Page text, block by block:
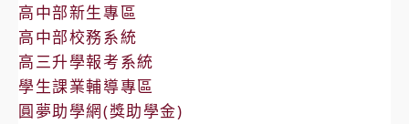
高中部新生專區
高中部校務系統
高三升學報考系統
學生課業輔導專區
圓夢助學網(獎助學金)